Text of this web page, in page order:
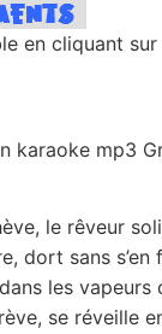
en cliquant
karaoke mp3
le rêveur
dort sans s’en
les vapeurs
se réveille